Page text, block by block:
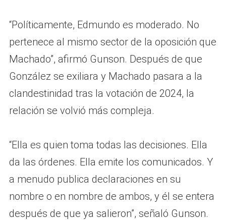
“Políticamente, Edmundo es moderado. No
pertenece al mismo sector de la oposición que
Machado”, afirmó Gunson. Después de que
González se exiliara y Machado pasara a la
clandestinidad tras la votación de 2024, la
relación se volvió más compleja.
“Ella es quien toma todas las decisiones. Ella
da las órdenes. Ella emite los comunicados. Y
a menudo publica declaraciones en su
nombre o en nombre de ambos, y él se entera
después de que ya salieron”, señaló Gunson.